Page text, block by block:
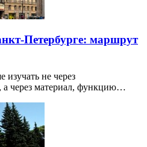
Петербурге: маршрут
изучать не через
а через материал, функцию…